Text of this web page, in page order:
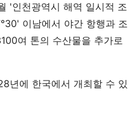
'인천광역시 해역 일시적 조
이남에서 야간 항행과 조
여 톤의 수산물을 추가로
년에 한국에서 개최할 수 있